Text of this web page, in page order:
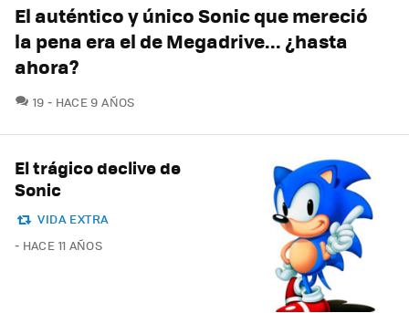
El auténtico y único Sonic que mereció
la pena era el de Megadrive... ¿hasta
ahora?
19 COMENTARIOS
HACE 9 AÑOS
El trágico declive de
Sonic
VIDA EXTRA
HACE 11 AÑOS